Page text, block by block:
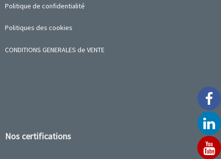
Politique de confidentialité
Politiques des cookies
CONDITIONS GENERALES de VENTE
Nos certifications